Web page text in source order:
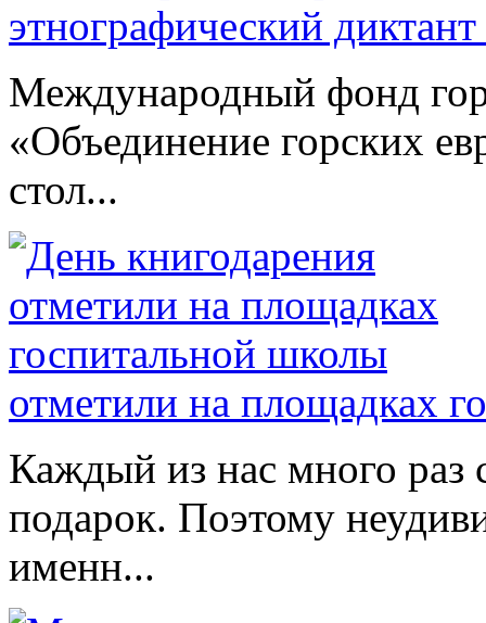
этнографический
Международный фонд
«Объединение горских
стол...
отметили на площадках
Каждый из нас много
подарок. Поэтому
именн...